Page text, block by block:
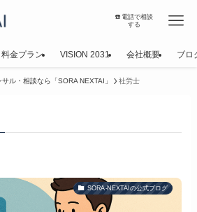
☎️電話で相談
する
料金プラン VISION 2031 会社概要 ブロ
ル・相談なら「SORA NEXTAI」 社労士
SORA-NEXTAIの公式ブログ